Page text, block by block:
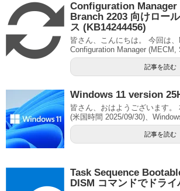
Configuration
Branch 2203 向けロー
ス (KB14244456)
皆さん、こんにちは。 今回は
Configuration Manager (MECM,
記事を読む
Windows 11 version
皆さん、おはようございます。
(米国時間 2025/09/30)、
記事を読む
Task Sequence
DISM コマンドでドラ